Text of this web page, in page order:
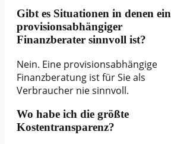
Gibt es Situationen in denen ein
provisionsabhängiger
Finanzberater sinnvoll ist?
Nein. Eine provisionsabhängige
Finanzberatung ist für Sie als
Verbraucher nie sinnvoll.
Wo habe ich die größte
Kostentransparenz?